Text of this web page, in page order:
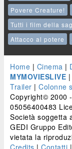
Povere Creature!
Tutti i film della
Attacco al potere
Home | Cinema |
MYMOVIESLIVE |
Trailer | Colonne
Copyright© 2000
05056400483
Società soggetta
GEDI Gruppo
vietata la
Credits | Contatti |